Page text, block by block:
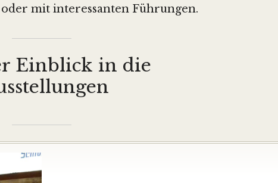
mit interessanten Führungen.
Einblick in die